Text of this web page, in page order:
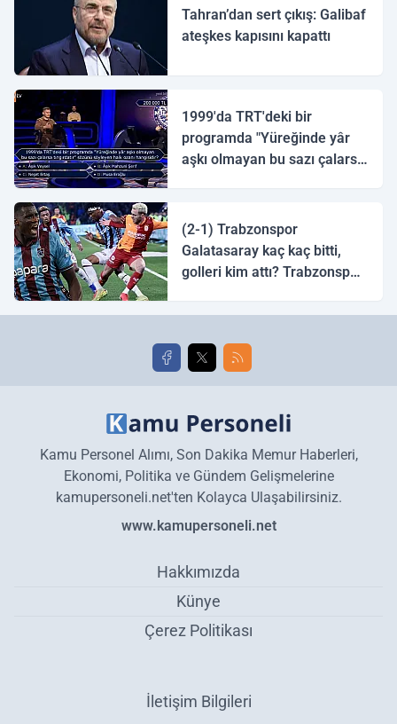
Tahran’dan sert çıkış: Galibaf
ateşkes kapısını kapattı
1999'da TRT'deki bir
programda "Yüreğinde yâr
aşkı olmayan bu sazı çalarsa
(2-1) Trabzonspor
Galatasaray kaç kaç bitti,
golleri kim attı? Trabzonspor
golleri!
Kamu Personel Alımı, Son Dakika Memur Haberleri,
Ekonomi, Politika ve Gündem Gelişmelerine
kamupersoneli.net'ten Kolayca Ulaşabilirsiniz.
www.kamupersoneli.net
Hakkımızda
Künye
Çerez Politikası
İletişim Bilgileri